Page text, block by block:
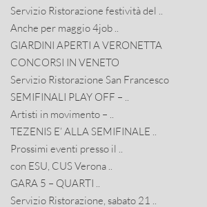
Servizio Ristorazione festività del ..
Anche per maggio 4job ..
GIARDINI APERTI A VERONETTA
CONCORSI IN VENETO
Servizio Ristorazione San Francesco
SEMIFINALI PLAY OFF – ..
Artisti in movimento – ..
TEZENIS E’ ALLA SEMIFINALE ..
Prossimi eventi presso il ..
con ESU, CUS Verona ..
GARA 5 – QUARTI ..
Servizio Ristorazione, sabato 21 ..